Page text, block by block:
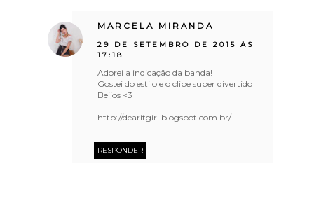
MARCELA MIRANDA
29 DE SETEMBRO DE 2015 ÀS
17:18
Adorei a indicação da banda!
Gostei do estilo e o clipe super divertido
Beijos <3
http://dearitgirl.blogspot.com.br/
RESPONDER